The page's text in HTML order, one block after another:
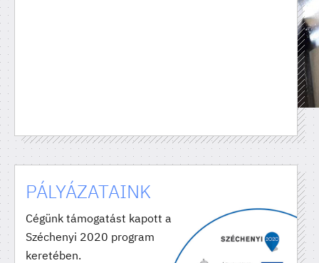
PÁLYÁZATAINK
Cégünk támogatást kapott a
Széchenyi 2020 program
keretében.